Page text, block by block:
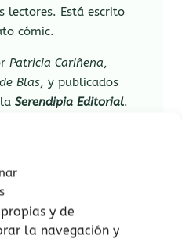
y de
la navegación y
lectores. Está escrito
cómic.
Patricia Cariñena,
Blas, y publicados
Serendipia Editorial.
de una estirpe de
aventuras mágicas.